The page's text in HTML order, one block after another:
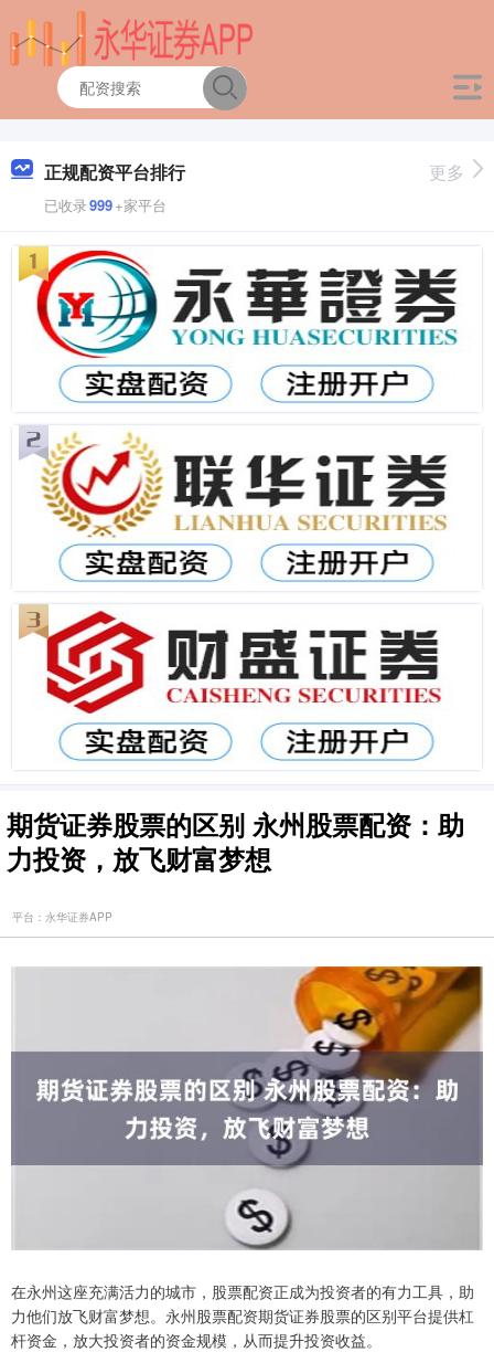
正规配资平台排行
已收录999+家平台
更多
期货证券股票的区别 永州股票配资：助
力投资，放飞财富梦想
平台：永华证券APP
在永州这座充满活力的城市，股票配资正成为投资者的有力工具，助
力他们放飞财富梦想。永州股票配资期货证券股票的区别平台提供杠
杆资金，放大投资者的资金规模，从而提升投资收益。